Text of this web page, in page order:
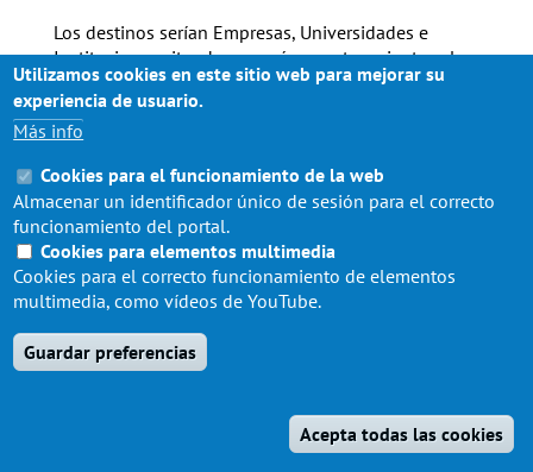
Los destinos serían Empresas, Universidades e
Instituciones situadas en países pertenecientes al
programa Erasmus +, así como en países no
pertenecientes al Programa Erasmus +.
Sevilla con el siguiente calendario aproximado:
solicitud, marzo; resolución, abril-mayo.
Puede ampliarse información sobre el Programa
aquí.
Utilizamos cookies en este sitio web para mejorar su
experiencia de usuario.
Más info
Cookies para el funcionamiento de la web
Almacenar un identificador único de sesión para el correcto
funcionamiento del portal.
Cookies para elementos multimedia
Cookies para el correcto funcionamiento de elementos
multimedia, como vídeos de YouTube.
Guardar preferencias
Acepta todas las cookies